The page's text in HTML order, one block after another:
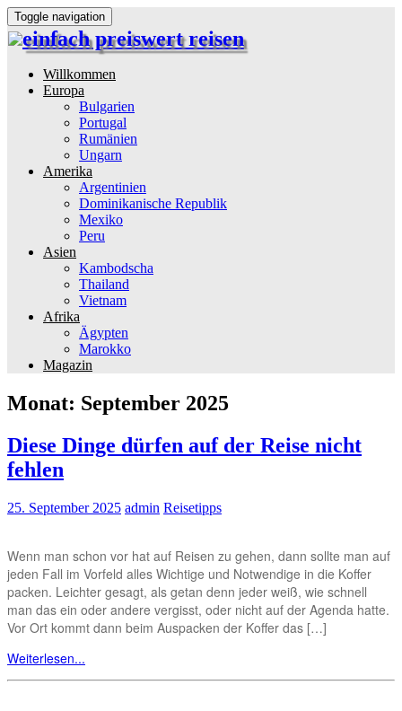
Toggle navigation
einfach preiswert reisen
Reiseinformationen und Reisetipps
Willkommen
Europa
Bulgarien
Portugal
Rumänien
Ungarn
Amerika
Argentinien
Dominikanische Republik
Mexiko
Peru
Asien
Kambodscha
Thailand
Vietnam
Afrika
Ägypten
Marokko
Magazin
Monat: September 2025
Diese Dinge dürfen auf der Reise nicht
fehlen
25. September 2025 admin Reisetipps
Wenn man schon vor hat auf Reisen zu gehen, dann sollte man auf
jeden Fall im Vorfeld alles Wichtige und Notwendige in die Koffer
packen. Leichter gesagt, als getan denn jeder weiß, wie schnell
man das ein oder andere vergisst, oder nicht auf der Agenda hatte.
Vor Ort kommt dann beim Auspacken der Koffer das […]
Weiterlesen...